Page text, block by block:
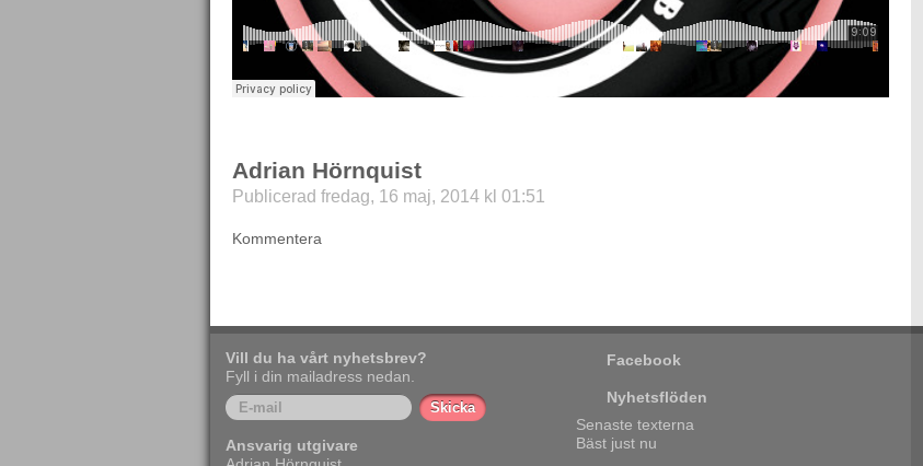
Adrian Hörnquist
Publicerad fredag, 16 maj, 2014 kl 01:51
Kommentera
Vill du ha vårt nyhetsbrev?
Fyll i din mailadress nedan.
Ansvarig utgivare
Facebook
Nyhetsflöden
Senaste texterna
Bäst just nu